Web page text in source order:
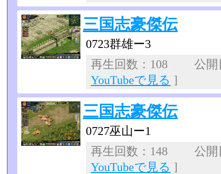
三国志豪傑伝
0723群雄ー3
再生回数：108 公
YouTubeで見る ]
三国志豪傑伝
0727巫山ー1
再生回数：148 公
YouTubeで見る ]